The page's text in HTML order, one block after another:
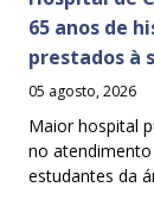
65 anos de
prestados à
05 agosto, 2026
Maior hospital
no
estudantes da